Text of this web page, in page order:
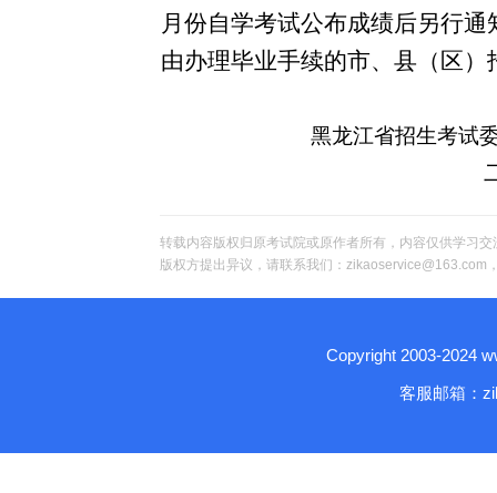
月份自学考试公布成绩后另行
由办理毕业手续的市、县（区
黑龙江省招生考试
转载内容版权归原考试院或原作者所有，内容仅供学习
版权方提出异议，请联系我们：zikaoservice@163.com
Copyright 2003-2024
客服邮箱：